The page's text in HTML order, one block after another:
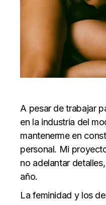
A pesar de trabajar
en la industria del
mantenerme en
personal. Mi
no adelantar
año.
La feminidad y los